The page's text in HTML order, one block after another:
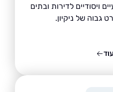
לדירות ובתים
ניקיון.